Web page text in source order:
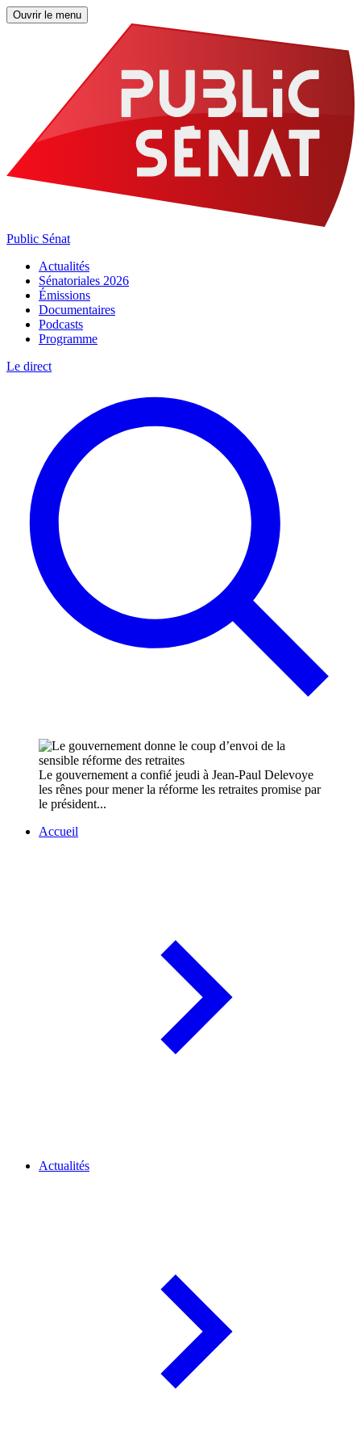
Ouvrir le menu
Public Sénat
Actualités
Sénatoriales 2026
Émissions
Documentaires
Podcasts
Programme
Le direct
Le gouvernement a confié jeudi à Jean-Paul Delevoye
les rênes pour mener la réforme les retraites promise par
le président...
Accueil
Actualités